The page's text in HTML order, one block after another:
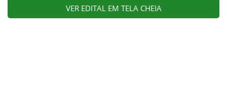
VER EDITAL EM TELA CHEIA